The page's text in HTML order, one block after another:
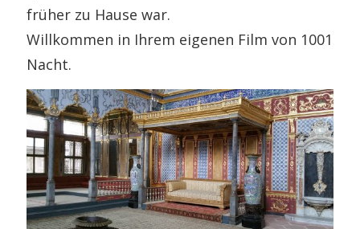
früher zu Hause war.
Willkommen in Ihrem eigenen Film von 1001
Nacht.